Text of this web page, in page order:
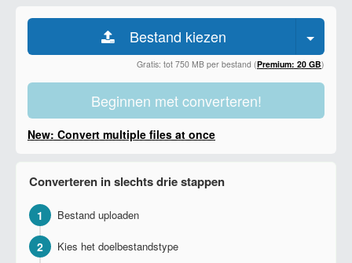
Bestand kiezen
Gratis: tot 750 MB per bestand (Premium: 20 GB)
Beginnen met converteren!
New: Convert multiple files at once
Converteren in slechts drie stappen
1 Bestand uploaden
2 Kies het doelbestandstype